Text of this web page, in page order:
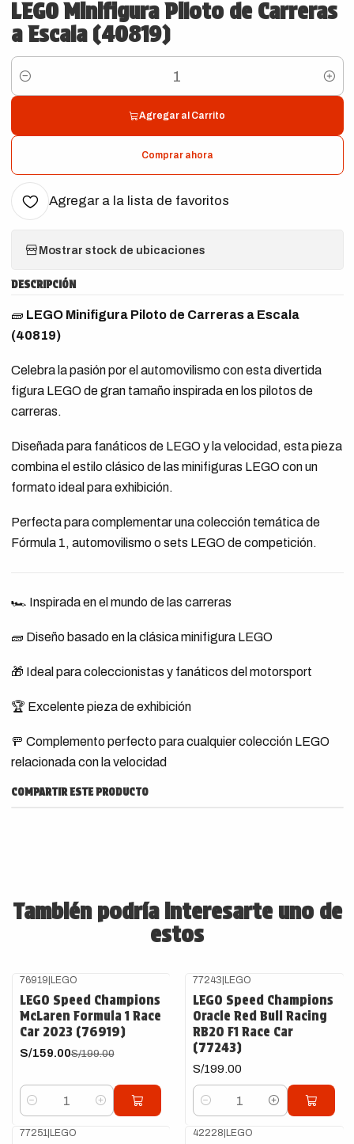
LEGO Minifigura Piloto de Carreras
a Escala (40819)
Cantidad
Agregar al Carrito
Comprar ahora
Agregar a la lista de favoritos
Mostrar stock de ubicaciones
DESCRIPCIÓN
🧱 LEGO Minifigura Piloto de Carreras a Escala
(40819)
Celebra la pasión por el automovilismo con esta divertida
figura LEGO de gran tamaño inspirada en los pilotos de
carreras.
Diseñada para fanáticos de LEGO y la velocidad, esta pieza
combina el estilo clásico de las minifiguras LEGO con un
formato ideal para exhibición.
Perfecta para complementar una colección temática de
Fórmula 1, automovilismo o sets LEGO de competición.
🏎️ Inspirada en el mundo de las carreras
🧱 Diseño basado en la clásica minifigura LEGO
🎁 Ideal para coleccionistas y fanáticos del motorsport
🏆 Excelente pieza de exhibición
🚥 Complemento perfecto para cualquier colección LEGO
relacionada con la velocidad
COMPARTIR ESTE PRODUCTO
También podría interesarte uno de
estos
76919|LEGO
LEGO Speed Champions
McLaren Formula 1 Race
Car 2023 (76919)
S/159.00S/199.00
Cantidad
77243|LEGO
LEGO Speed Champions
Oracle Red Bull Racing
RB20 F1 Race Car
(77243)
S/199.00
Cantidad
77251 |LEGO 42228|LEGO